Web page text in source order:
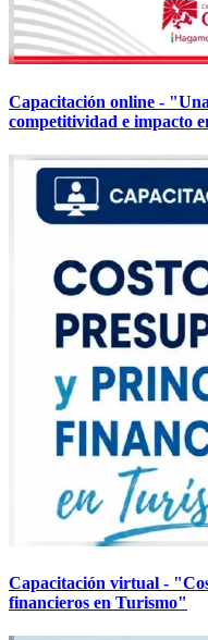
Capacitación online -
competitividad e impacto
Capacitación virtual -
financieros en Turismo"